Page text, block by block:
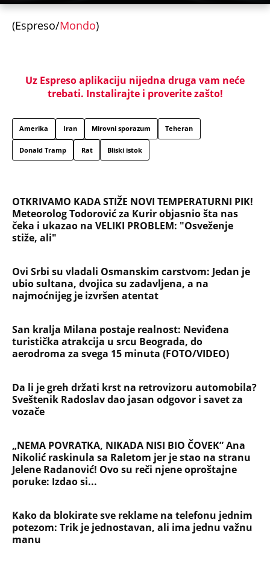
(Espreso/Mondo)
Uz Espreso aplikaciju nijedna druga vam neće
trebati. Instalirajte i proverite zašto!
Amerika Iran Mirovni sporazum Teheran
Donald Tramp Rat Bliski istok
OTKRIVAMO KADA STIŽE NOVI TEMPERATURNI PIK!
Meteorolog Todorović za Kurir objasnio šta nas
čeka i ukazao na VELIKI PROBLEM: "Osveženje
stiže, ali"
Ovi Srbi su vladali Osmanskim carstvom: Jedan je
ubio sultana, dvojica su zadavljena, a na
najmoćnijeg je izvršen atentat
San kralja Milana postaje realnost: Neviđena
turistička atrakcija u srcu Beograda, do
aerodroma za svega 15 minuta (FOTO/VIDEO)
Da li je greh držati krst na retrovizoru automobila?
Sveštenik Radoslav dao jasan odgovor i savet za
vozače
„NEMA POVRATKA, NIKADA NISI BIO ČOVEK” Ana
Nikolić raskinula sa Raletom jer je stao na stranu
Jelene Radanović! Ovo su reči njene oproštajne
poruke: Izdao si...
Kako da blokirate sve reklame na telefonu jednim
potezom: Trik je jednostavan, ali ima jednu važnu
manu